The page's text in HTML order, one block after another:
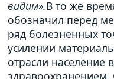
видим».В то же
обозначил перед
ряд болезненных
усилении
отрасли население